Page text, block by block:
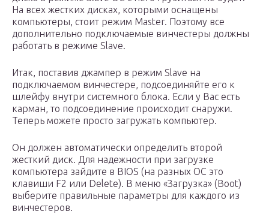
На всех жестких дисках, которыми оснащены
компьютеры, стоит режим Master. Поэтому все
дополнительно подключаемые винчестеры должны
работать в режиме Slave.
Итак, поставив джампер в режим Slave на
подключаемом винчестере, подсоединяйте его к
шлейфу внутри системного блока. Если у Вас есть
карман, то подсоединение происходит снаружи.
Теперь можете просто загружать компьютер.
Он должен автоматически определить второй
жесткий диск. Для надежности при загрузке
компьютера зайдите в BIOS (на разных ОС это
клавиши F2 или Delete). В меню «Загрузка» (Boot)
выберите правильные параметры для каждого из
винчестеров.